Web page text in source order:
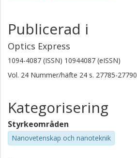
Publicerad i
Optics Express
1094-4087 (ISSN) 10944087 (eISSN)
Vol. 24 Nummer/häfte 24 s. 27785-27790
Kategorisering
Styrkeområden
Nanovetenskap och nanoteknik